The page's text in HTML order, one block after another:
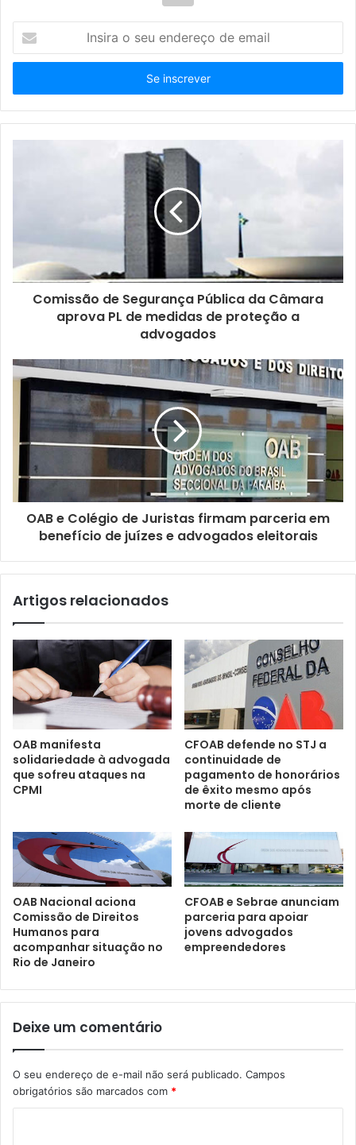
s
r
a
e
e
m
Comissão de Segurança Pública da Câmara
aprova PL de medidas de proteção a
advogados
OAB e Colégio de Juristas firmam parceria em
benefício de juízes e advogados eleitorais
Artigos relacionados
OAB manifesta
solidariedade à advogada
que sofreu ataques na
CPMI
CFOAB defende no STJ a
continuidade de
pagamento de honorários
de êxito mesmo após
morte de cliente
OAB Nacional aciona
Comissão de Direitos
Humanos para
acompanhar situação no
Rio de Janeiro
CFOAB e Sebrae anunciam
parceria para apoiar
jovens advogados
empreendedores
Deixe um comentário
O seu endereço de e-mail não será publicado. Campos
obrigatórios são marcados com *